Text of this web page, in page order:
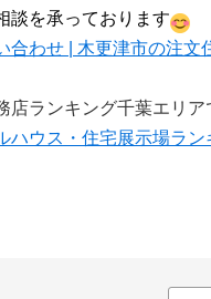
談を承っております
合わせ | 木更津市の注文
店ランキング千葉エリア
ハウス・住宅展示場ラ